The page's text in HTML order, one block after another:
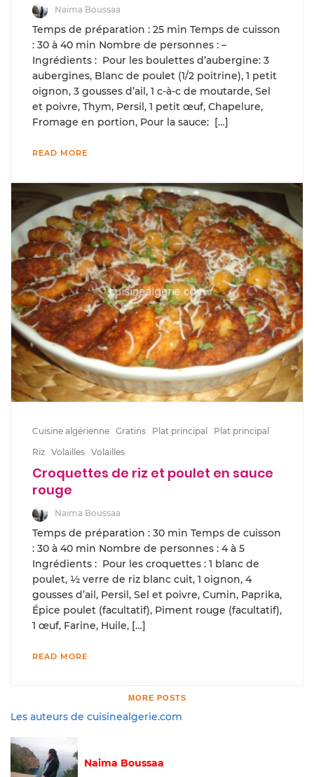
Naima Boussaa
Temps de préparation : 25 min Temps de cuisson
: 30 à 40 min Nombre de personnes : –
Ingrédients : Pour les boulettes d’aubergine: 3
aubergines, Blanc de poulet (1/2 poitrine), 1 petit
oignon, 3 gousses d’ail, 1 c-à-c de moutarde, Sel
et poivre, Thym, Persil, 1 petit œuf, Chapelure,
Fromage en portion, Pour la sauce: […]
READ MORE
Cuisine algérienne Gratins Plat principal
Plat principal
Riz Volailles Volailles
Croquettes de riz et poulet en sauce
rouge
Naima Boussaa
Temps de préparation : 30 min Temps de cuisson
: 30 à 40 min Nombre de personnes : 4 à 5
Ingrédients : Pour les croquettes : 1 blanc de
poulet, ½ verre de riz blanc cuit, 1 oignon, 4
gousses d’ail, Persil, Sel et poivre, Cumin, Paprika,
Épice poulet (facultatif), Piment rouge (facultatif),
1 œuf, Farine, Huile, […]
READ MORE
MORE POSTS
Les auteurs de cuisinealgerie.com
Naima Boussaa